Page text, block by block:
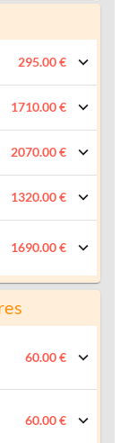
295.00 €
1710.00 €
2070.00 €
1320.00 €
1690.00 €
60.00 €
60.00 €